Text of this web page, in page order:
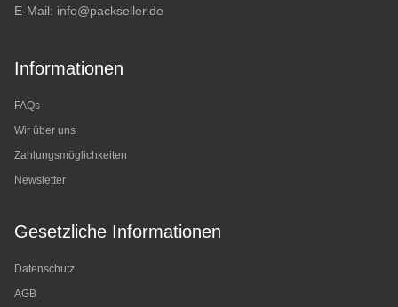
E-Mail: info@packseller.de
Informationen
FAQs
Wir über uns
Zahlungsmöglichkeiten
Newsletter
Gesetzliche Informationen
Datenschutz
AGB